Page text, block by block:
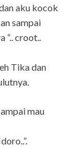
aku kocok
sampai
croot..
Tika dan
mau